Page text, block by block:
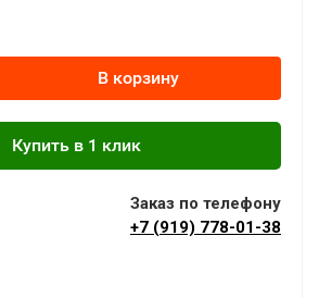
В корзину
Заказ по телефону
+7 (919) 778-01-38